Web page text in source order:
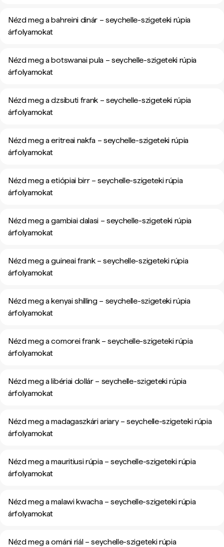
Nézd meg a bahreini dinár – seychelle-szigeteki rúpia
árfolyamokat
Nézd meg a botswanai pula – seychelle-szigeteki rúpia
árfolyamokat
Nézd meg a dzsibuti frank – seychelle-szigeteki rúpia
árfolyamokat
Nézd meg a eritreai nakfa – seychelle-szigeteki rúpia
árfolyamokat
Nézd meg a etiópiai birr – seychelle-szigeteki rúpia
árfolyamokat
Nézd meg a gambiai dalasi – seychelle-szigeteki rúpia
árfolyamokat
Nézd meg a guineai frank – seychelle-szigeteki rúpia
árfolyamokat
Nézd meg a kenyai shilling – seychelle-szigeteki rúpia
árfolyamokat
Nézd meg a comorei frank – seychelle-szigeteki rúpia
árfolyamokat
Nézd meg a libériai dollár – seychelle-szigeteki rúpia
árfolyamokat
Nézd meg a madagaszkári ariary – seychelle-szigeteki rúpia
árfolyamokat
Nézd meg a mauritiusi rúpia – seychelle-szigeteki rúpia
árfolyamokat
Nézd meg a malawi kwacha – seychelle-szigeteki rúpia
árfolyamokat
Nézd meg a ománi riál – seychelle-szigeteki rúpia